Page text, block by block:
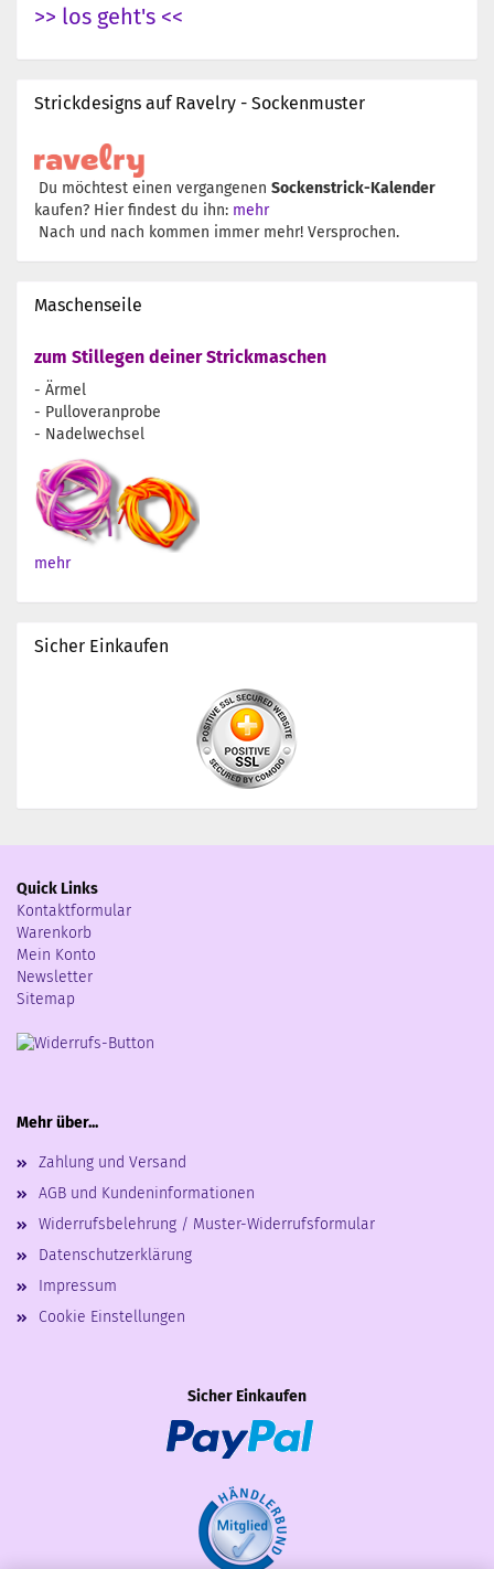
>> los geht's <<
Strickdesigns auf Ravelry - Sockenmuster
Du möchtest einen vergangenen Sockenstrick-Kalender
kaufen? Hier findest du ihn: mehr
Nach und nach kommen immer mehr! Versprochen.
Maschenseile
zum Stillegen deiner Strickmaschen
- Ärmel
- Pulloveranprobe
- Nadelwechsel
mehr
Sicher Einkaufen
Quick Links
Kontaktformular
Warenkorb
Mein Konto
Newsletter
Sitemap
Mehr über...
Zahlung und Versand
AGB und Kundeninformationen
Widerrufsbelehrung / Muster-Widerrufsformular
Datenschutzerklärung
Impressum
Cookie Einstellungen
Sicher Einkaufen